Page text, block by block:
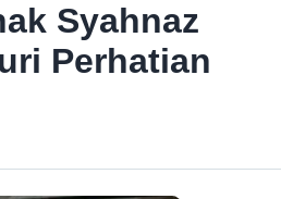
Syahnaz
Perhatian